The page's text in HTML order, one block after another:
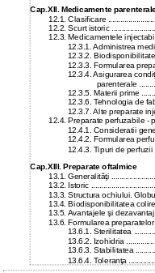
Cap.XII. Medicamente
12.1. Clasificare
12.2. Scurt istoric
12.3. Medicamentele
12.3.1. Administrea
12.3.2.
12.3.3. Formularea
12.3.4. Asigurarea
parenterale
12.3.5. Materii prime
12.3.6. Tehnologia de
12.3.7. Alte preparate
12.4. Preparate perfuzabile -
12.4.1. Consideratii
12.4.2. Formularea
12.4.3. Tipuri de perfuzii
Cap.XIII. Preparate oftalmice
13.1. Generalităţi
13.2. Istoric
13.3. Structura ochiului.
13.4. Biodisponibilitatea
13.5. Avantajele şi
13.6. Formularea preparatelor
13.6.1. Sterilitatea
13.6.2. Izohidria
13.6.3. Stabilitatea
13.6.4. Toleranţa